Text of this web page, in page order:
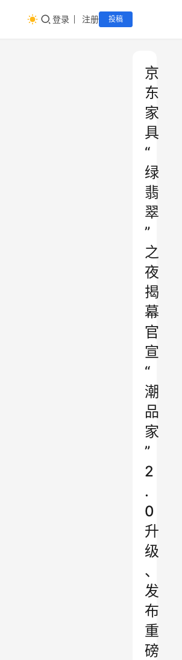
登录 注册 投稿
京
东
家
具
“
绿
翡
翠
”
之
夜
揭
幕
官
宣
“
潮
品
家
”
2
.
0
升
级
、
发
布
重
磅